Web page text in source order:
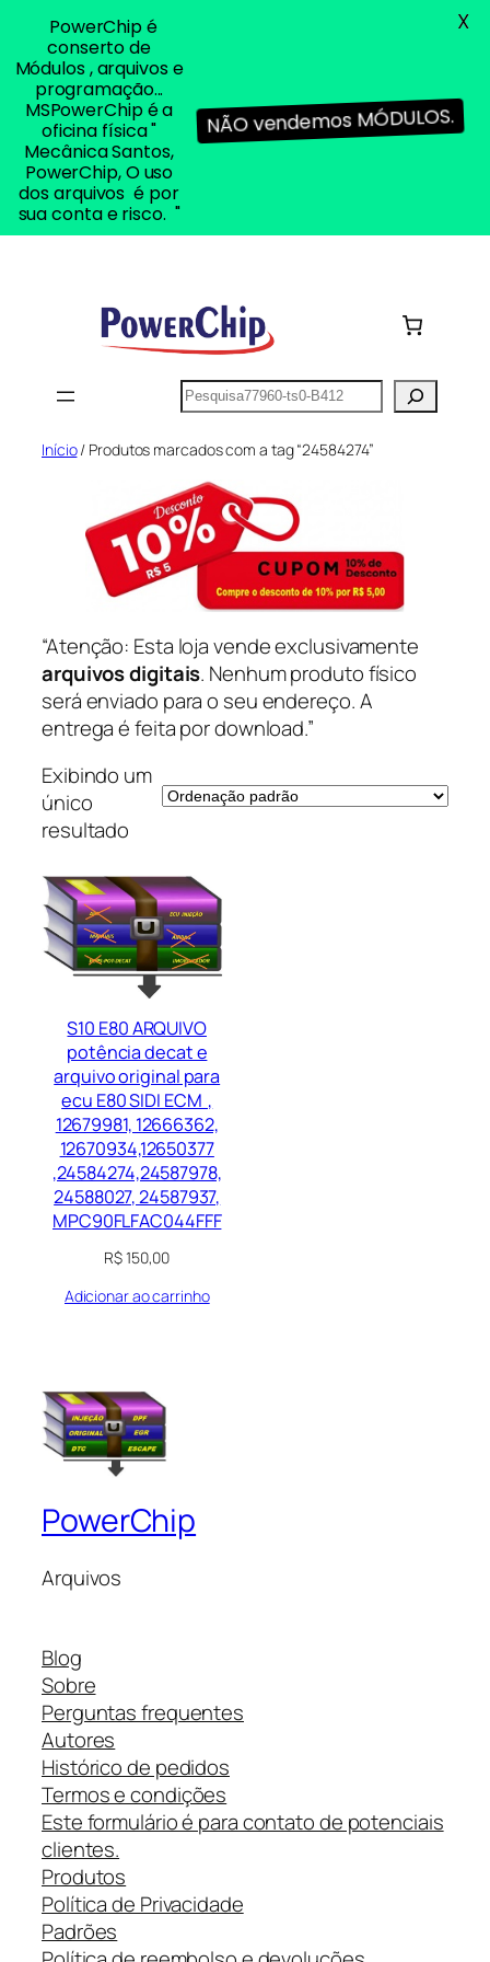
Pesquisar
Início/ Produtos marcados com a tag “24584274”
“Atenção: Esta loja vende exclusivamente
arquivos digitais. Nenhum produto físico
será enviado para o seu endereço. A
entrega é feita por download.”
Exibindo um
único
resultado
S10 E80 ARQUIVO
potência decat e
arquivo original para
ecu E80 SIDI ECM ,
12679981, 12666362,
12670934,12650377
,24584274,24587978,
24588027, 24587937,
MPC90FLFAC044FFF
R$150,00
Adicionar ao carrinho
PowerChip
Arquivos
Blog
Sobre
Perguntas frequentes
Autores
Histórico de pedidos
Termos e condições
Este formulário é para contato de potenciais
clientes.
Produtos
Política de Privacidade
Padrões
PowerChip é
conserto de
Módulos , arquivos e
programação...
MSPowerChip é a
oficina física "
Mecânica Santos,
PowerChip, O uso
dos arquivos é por
sua conta e risco. "
NÃO vendemos MÓDULOS.
X